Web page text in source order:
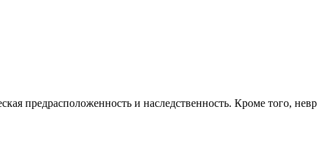
предрасположенность и наследственность. Кроме того,